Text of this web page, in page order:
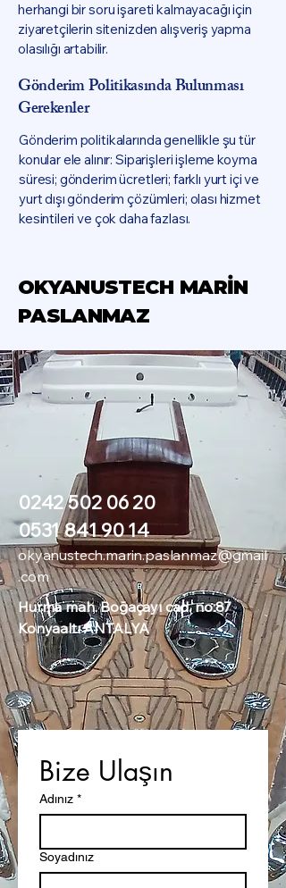
herhangi bir soru işareti kalmayacağı için
ziyaretçilerin sitenizden alışveriş yapma
olasılığı artabilir.
Gönderim Politikasında Bulunması
Gerekenler
Gönderim politikalarında genellikle şu tür
konular ele alınır: Siparişleri işleme koyma
süresi; gönderim ücretleri; farklı yurt içi ve
yurt dışı gönderim çözümleri; olası hizmet
kesintileri ve çok daha fazlası.
OKYANUSTECH MARİN
PASLANMAZ
0242 502 06 20
0531 841 90 14
okyanustech.marin.paslanmaz@gmail
.com
Hurma mah. Boğaçayı cad. no:87
Konyaaltı ANTALYA
Bize Ulaşın
Adınız *
Soyadınız